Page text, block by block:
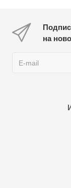
на